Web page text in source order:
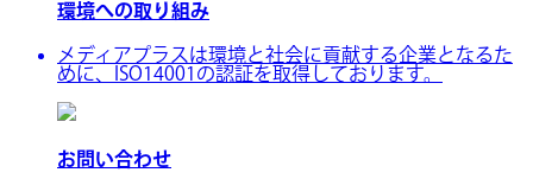
環境への取り組み
メディアプラスは環境と社会に貢献する企業となるた
めに、ISO14001の認証を取得しております。
お問い合わせ